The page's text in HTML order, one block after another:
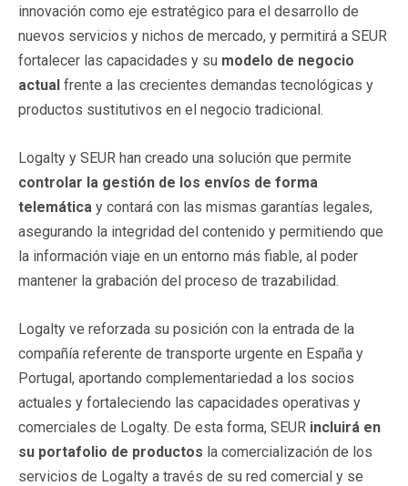
innovación como eje estratégico para el desarrollo de
nuevos servicios y nichos de mercado, y permitirá a SEUR
fortalecer las capacidades y su modelo de negocio
actual frente a las crecientes demandas tecnológicas y
productos sustitutivos en el negocio tradicional.
Logalty y SEUR han creado una solución que permite
controlar la gestión de los envíos de forma
telemática y contará con las mismas garantías legales,
asegurando la integridad del contenido y permitiendo que
la información viaje en un entorno más fiable, al poder
mantener la grabación del proceso de trazabilidad.
Logalty ve reforzada su posición con la entrada de la
compañía referente de transporte urgente en España y
Portugal, aportando complementariedad a los socios
actuales y fortaleciendo las capacidades operativas y
comerciales de Logalty. De esta forma, SEUR incluirá en
su portafolio de productos la comercialización de los
servicios de Logalty a través de su red comercial y se